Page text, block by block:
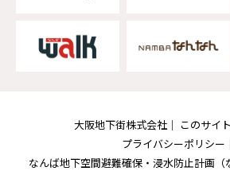
大阪地下街株式会社
このサイ
プライバシーポリシー
なんば地下空間避難確保・浸水防止計画（